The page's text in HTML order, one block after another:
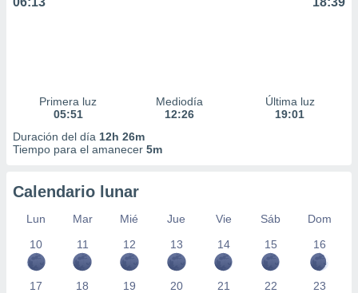
Primera luz
05:51
Mediodía
12:26
Última luz
19:01
Duración del día 12h 26m
Tiempo para el amanecer 5m
Calendario lunar
Lun Mar Mié Jue Vie Sáb
Dom
10
11 12 13 14 15 16
17 18 19 20 21 22 23